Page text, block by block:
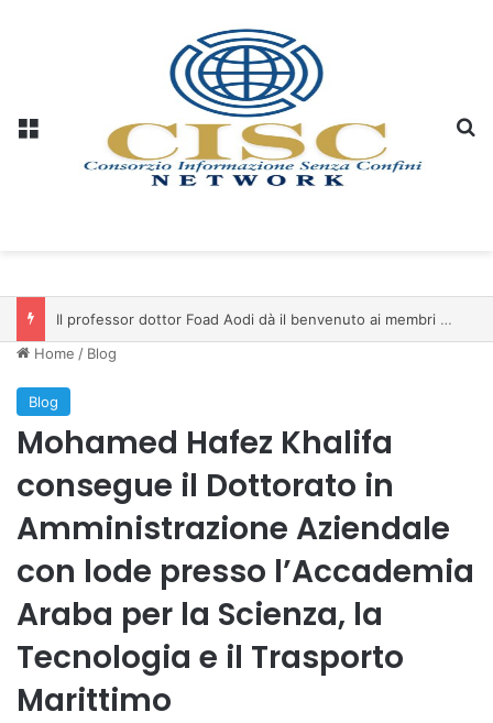
Il professor dottor Foad Aodi dà il benvenuto ai membri del Comitato per le Scienze delle Piramidi e le Scienze Archeologiche…
Home / Blog
Blog
Mohamed Hafez Khalifa
consegue il Dottorato in
Amministrazione Aziendale
con lode presso l’Accademia
Araba per la Scienza, la
Tecnologia e il Trasporto
Marittimo